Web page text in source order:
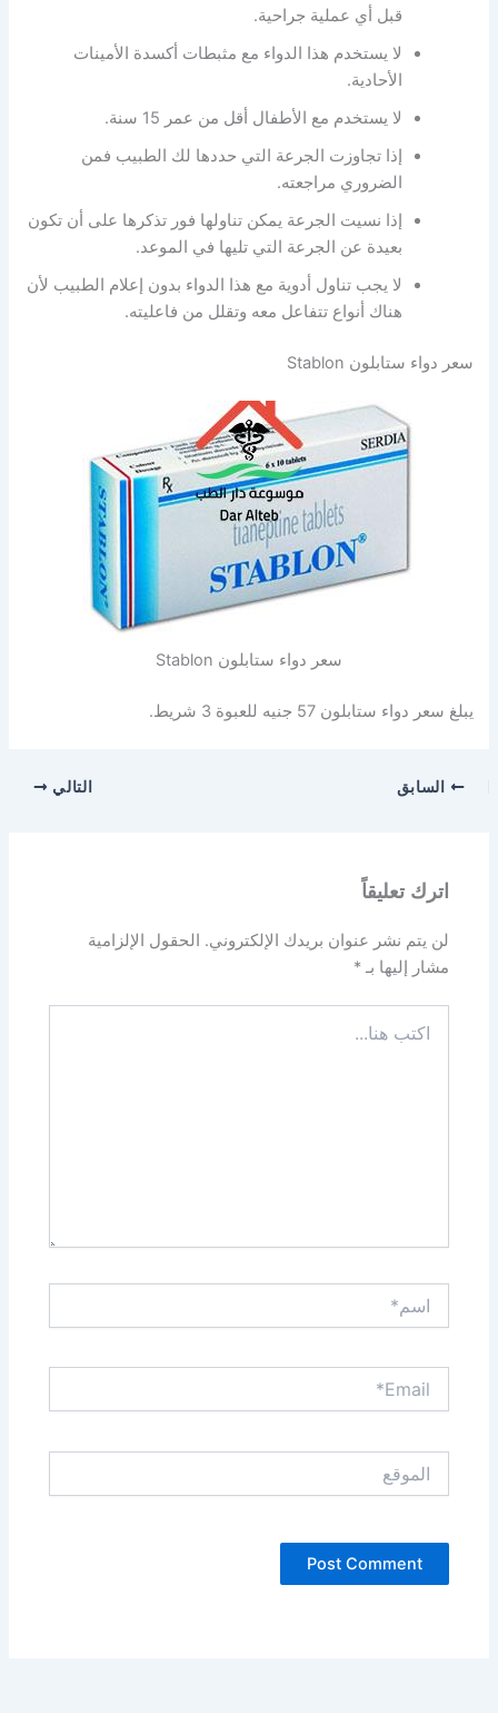
قبل أي عملية جراحية.
لا يستخدم هذا الدواء مع مثبطات أكسدة الأمينات
الأحادية.
لا يستخدم مع الأطفال أقل من عمر 15 سنة.
إذا تجاوزت الجرعة التي حددها لك الطبيب فمن
الضروري مراجعته.
إذا نسيت الجرعة يمكن تناولها فور تذكرها على أن تكون
بعيدة عن الجرعة التي تليها في الموعد.
لا يجب تناول أدوية مع هذا الدواء بدون إعلام الطبيب لأن
هناك أنواع تتفاعل معه وتقلل من فاعليته.
سعر دواء ستابلون Stablon
سعر دواء ستابلون Stablon
يبلغ سعر دواء ستابلون 57 جنيه للعبوة 3 شريط.
السابق التالي
اترك تعليقاً
لن يتم نشر عنوان بريدك الإلكتروني. الحقول الإلزامية
مشار إليها بـ*
هنا...